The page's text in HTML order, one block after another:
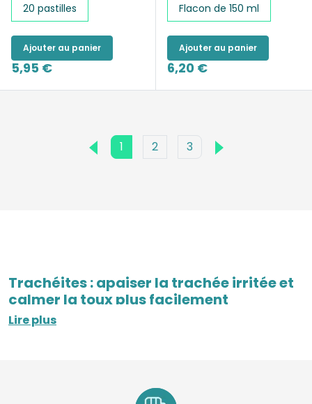
20 pastilles
Ajouter au panier
5,95 €
Flacon de 150 ml
Ajouter au panier
6,20 €
1 2 3
Trachéites : apaiser la trachée irritée et
calmer la toux plus facilement
Latrachéite
Même lorsqu’elle reste bénigne, elle peut vite devenir
Lire plus